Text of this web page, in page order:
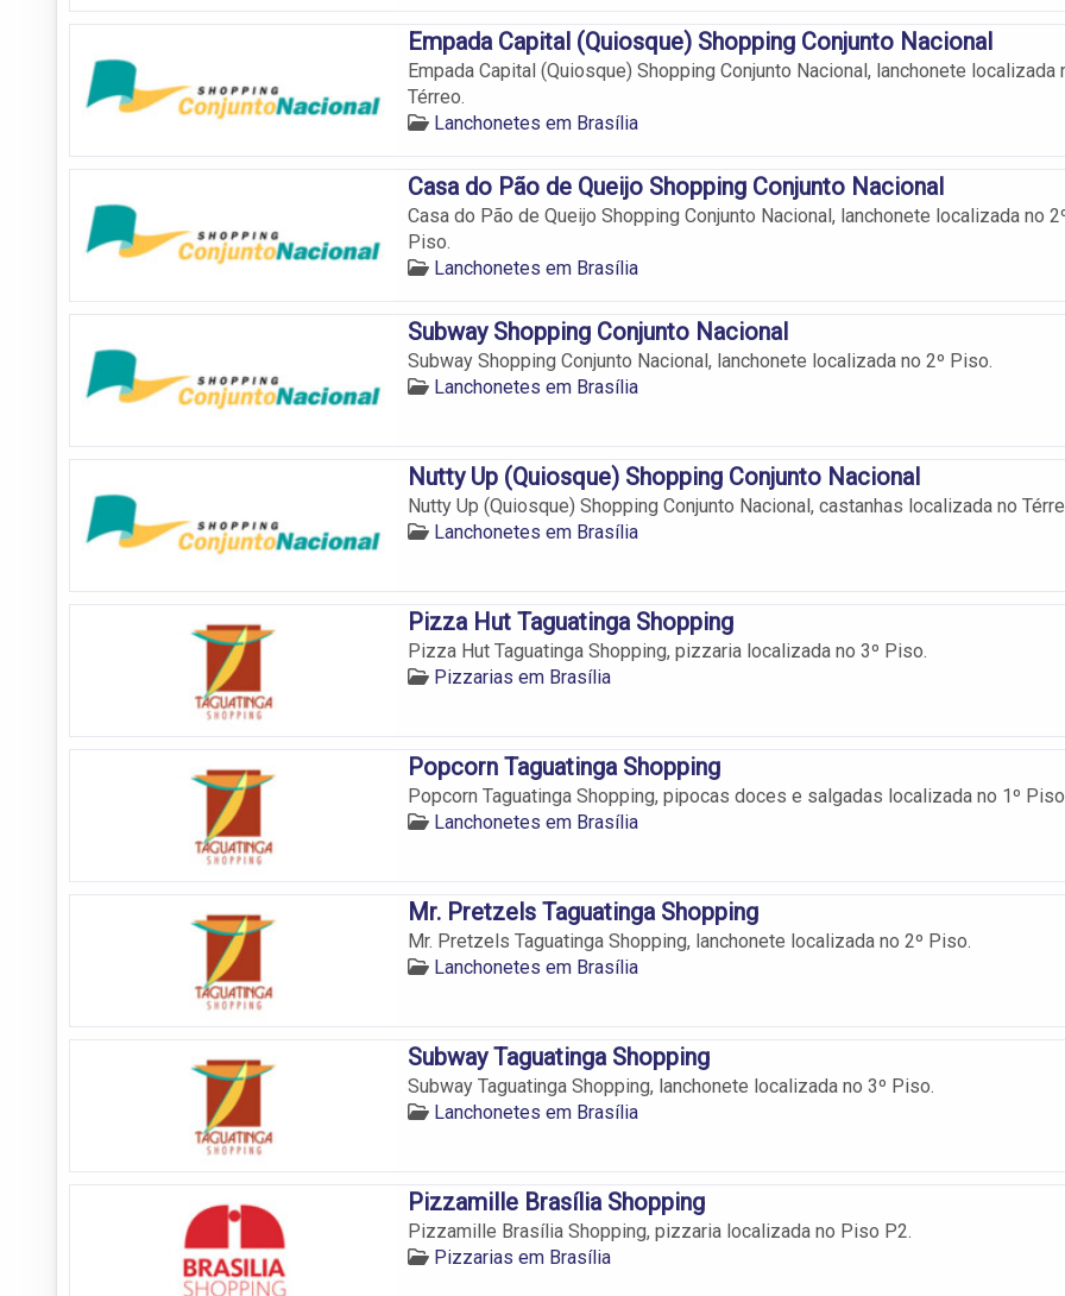
Empada Capital (Quiosque) Shopping Conjunto Nacional
Empada Capital (Quiosque) Shopping Conjunto Nacional, lanchonete localizada
Térreo.
Lanchonetes em Brasília
Casa do Pão de Queijo Shopping Conjunto Nacional
Casa do Pão de Queijo Shopping Conjunto Nacional, lanchonete localizada no
Piso.
Lanchonetes em Brasília
Subway Shopping Conjunto Nacional
Subway Shopping Conjunto Nacional, lanchonete localizada no 2º Piso.
Lanchonetes em Brasília
Nutty Up (Quiosque) Shopping Conjunto Nacional
Nutty Up (Quiosque) Shopping Conjunto Nacional, castanhas localizada no
Lanchonetes em Brasília
Pizza Hut Taguatinga Shopping
Pizza Hut Taguatinga Shopping, pizzaria localizada no 3º Piso.
Pizzarias em Brasília
Popcorn Taguatinga Shopping
Popcorn Taguatinga Shopping, pipocas doces e salgadas localizada no 1º
Lanchonetes em Brasília
Mr. Pretzels Taguatinga Shopping
Mr. Pretzels Taguatinga Shopping, lanchonete localizada no 2º Piso.
Lanchonetes em Brasília
Subway Taguatinga Shopping
Subway Taguatinga Shopping, lanchonete localizada no 3º Piso.
Lanchonetes em Brasília
Pizzamille Brasília Shopping
Pizzamille Brasília Shopping, pizzaria localizada no Piso P2.
Pizzarias em Brasília